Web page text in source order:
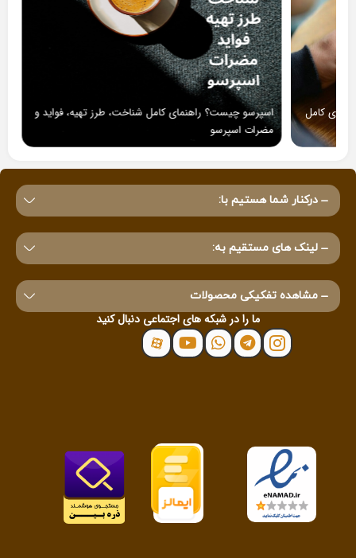
اسپرسو چیست؟ راهنمای کامل شناخت، طرز تهیه، فواید و
مضرات اسپرسو
درکنار شما هستیم با:
لینک های مستقیم به:
مشاهده تفکیکی محصولات
ما را در شبکه های اجتماعی دنبال کنید